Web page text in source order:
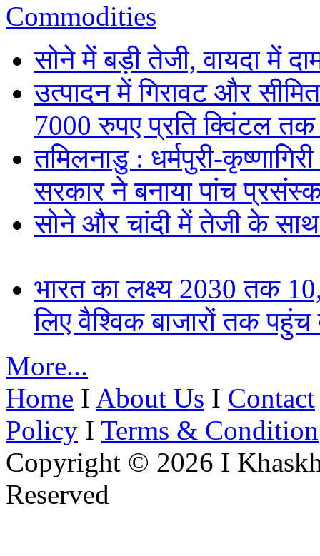
Commodities
सोने में बड़ी तेजी, वायदा में
उत्पादन में गिरावट और
7000 रुपए प्रति क्विंटल
तमिलनाडु : धर्मपुरी-
सरकार ने बनाया पांच
सोने और चांदी में तेजी के
भारत का लक्ष्य 2030 तक
लिए वैश्विक बाजारों तक पहुंच
More...
Home I About Us I Contact
Policy I Terms & Condition
Copyright © 2026 I
Reserved